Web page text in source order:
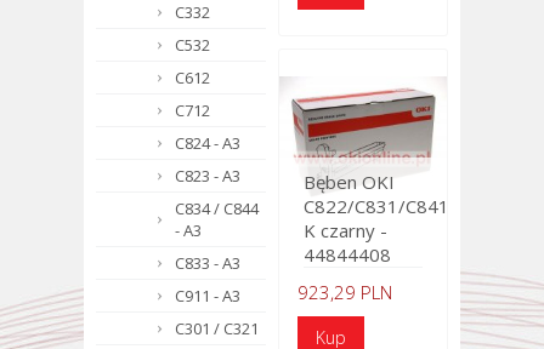
C332
C532
C612
C712
C824 - A3
C823 - A3
C834 / C844
- A3
C833 - A3
C911 - A3
C301 / C321
Bęben OKI
C822/C831/C841
K czarny -
44844408
923,29 PLN